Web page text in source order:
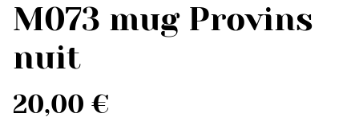
M073 mug Provins
nuit
20,00 €